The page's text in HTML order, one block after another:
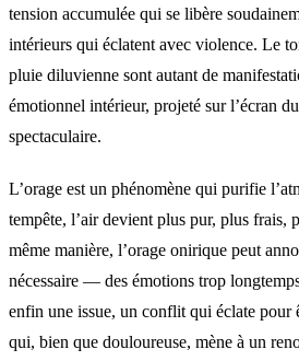
tension accumulée qui se libère
intérieurs qui éclatent avec violence. Le
pluie diluvienne sont autant de
émotionnel intérieur, projeté sur l’écran
spectaculaire.
L’orage est un phénomène qui purifie
tempête, l’air devient plus pur, plus frais,
même manière, l’orage onirique peut
nécessaire — des émotions trop
enfin une issue, un conflit qui éclate pour
qui, bien que douloureuse, mène à un